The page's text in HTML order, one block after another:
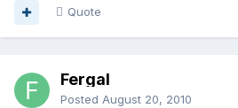
Quote
Fergal
Posted August 20, 2010